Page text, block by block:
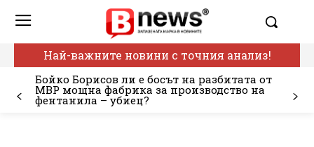
Най-важните новини с точния анализ!
Бойко Борисов ли е босът на разбитата от
МВР мощна фабрика за производство на
фентанила – убиец?